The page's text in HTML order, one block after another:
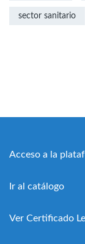
sector sanitario
Acceso a la
Ir al catálogo
Ver Certificado